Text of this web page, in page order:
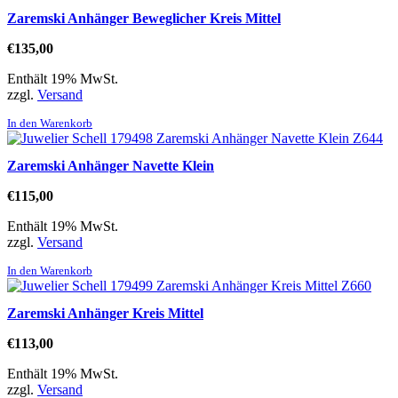
Zaremski Anhänger Beweglicher Kreis Mittel
€135,00
Enthält 19% MwSt.
zzgl. Versand
In den Warenkorb
Zaremski Anhänger Navette Klein
€115,00
Enthält 19% MwSt.
zzgl. Versand
In den Warenkorb
Zaremski Anhänger Kreis Mittel
€113,00
Enthält 19% MwSt.
zzgl. Versand